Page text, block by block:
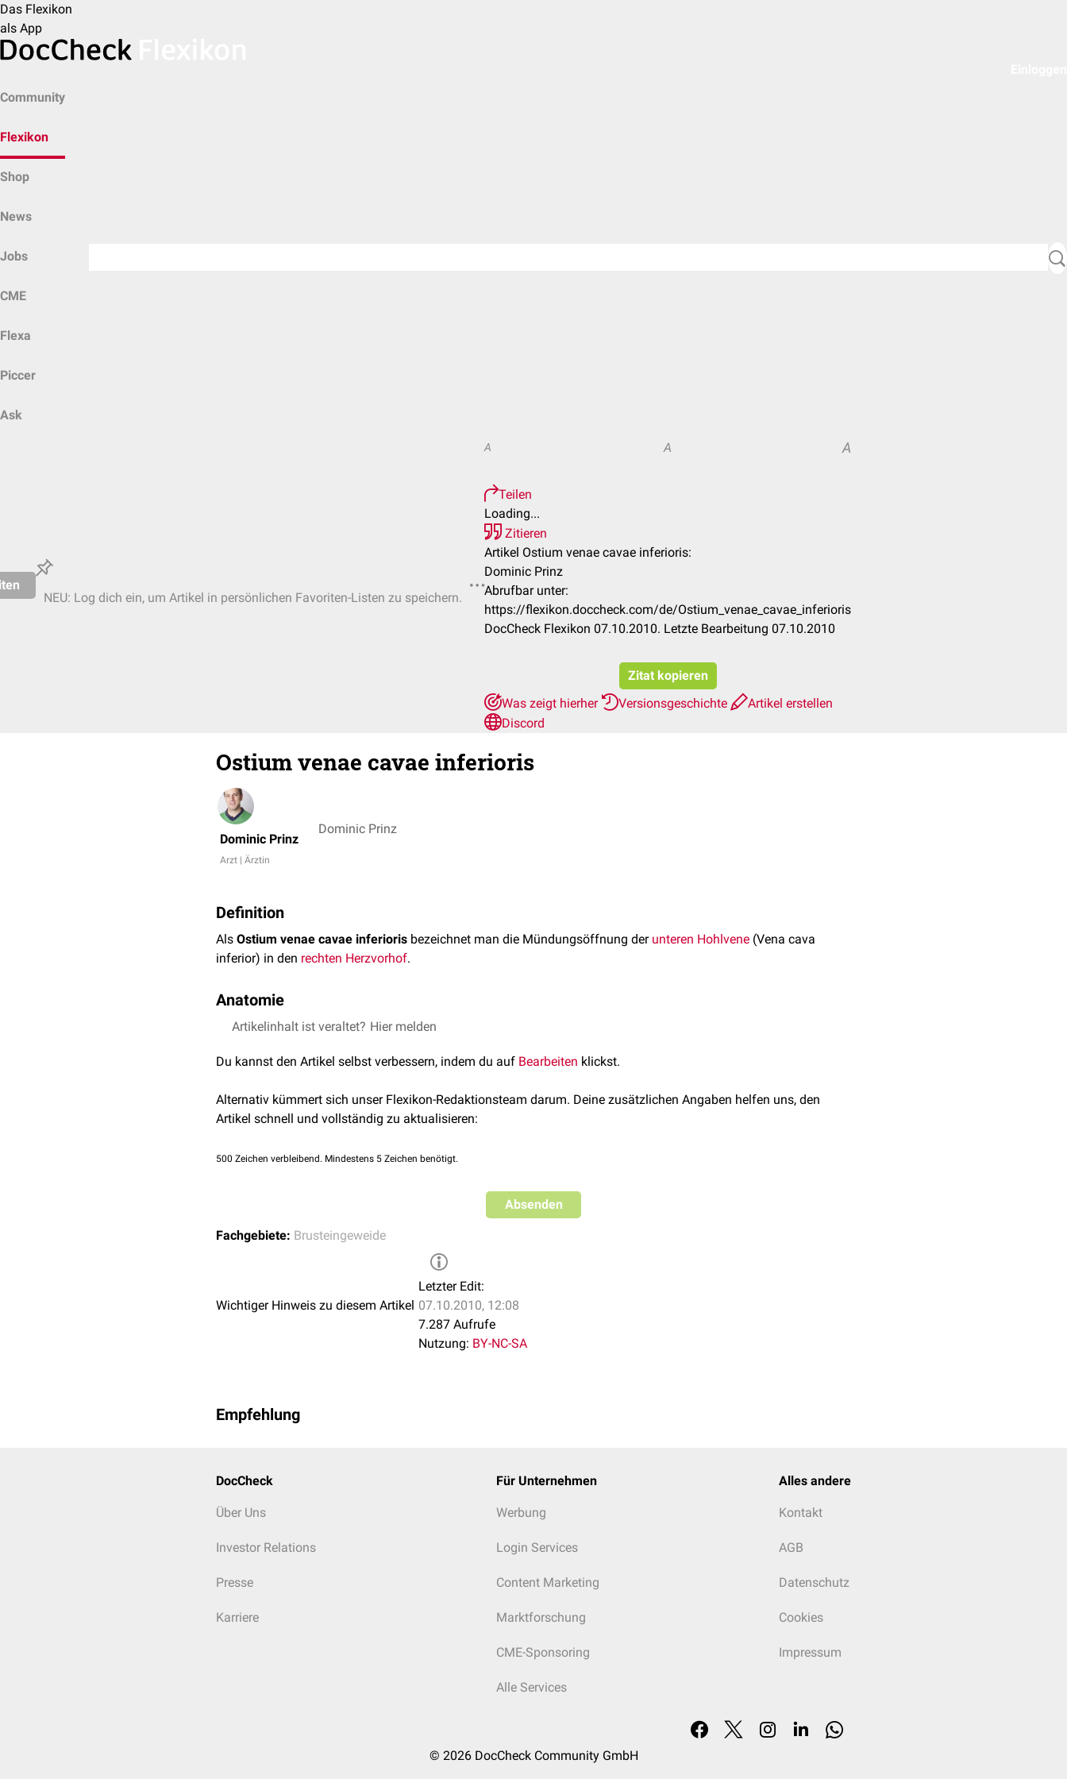
Das Flexikon
als App
Community
Flexikon
Shop
News
Jobs
CME
Flexa
Piccer
Ask
NEU: Log dich ein, um Artikel in persönlichen Favoriten-Listen zu speichern.
A A A
Teilen
Loading...
Zitieren
Artikel Ostium venae cavae inferioris:
Dominic Prinz
Abrufbar unter:
https://flexikon.doccheck.com/de/Ostium_venae_cavae_inferioris
DocCheck Flexikon 07.10.2010. Letzte Bearbeitung 07.10.2010
Zitat kopieren
Was zeigt hierher
Versionsgeschichte
Artikel erstellen
Discord
Ostium venae cavae inferioris
Dominic Prinz
Arzt | Ärztin
Dominic Prinz
Definition
Als Ostium venae cavae inferioris bezeichnet man die Mündungsöffnung der unteren Hohlvene (Vena cava
inferior) in den rechten Herzvorhof.
Anatomie
Der anteromediale Umfang des Ostiums ist von der
Artikelinhalt ist veraltet? Hier melden
Du kannst den Artikel selbst verbessern, indem du auf Bearbeiten klickst.
Alternativ kümmert sich unser Flexikon-Redaktionsteam darum. Deine zusätzlichen Angaben helfen uns, den
Artikel schnell und vollständig zu aktualisieren:
500 Zeichen verbleibend. Mindestens 5 Zeichen benötigt.
Absenden
Fachgebiete: Brusteingeweide
Wichtiger Hinweis zu diesem Artikel
Letzter Edit:
07.10.2010, 12:08
7.287 Aufrufe
Nutzung: BY-NC-SA
Empfehlung
DocCheck
Über Uns
Investor Relations
Presse
Karriere
Für Unternehmen
Werbung
Login Services
Content Marketing
Marktforschung
CME-Sponsoring
Alle Services
Alles andere
Kontakt
AGB
Datenschutz
Cookies
Impressum
© 2026 DocCheck Community GmbH